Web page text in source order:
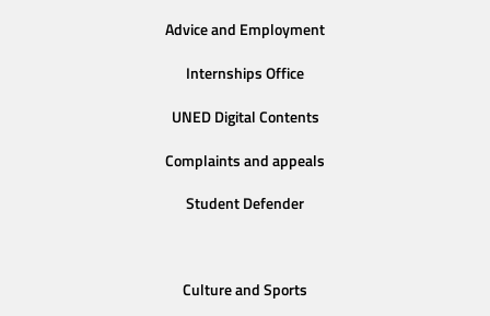
Advice and Employment
Internships Office
UNED Digital Contents
Complaints and appeals
Student Defender
Culture and Sports